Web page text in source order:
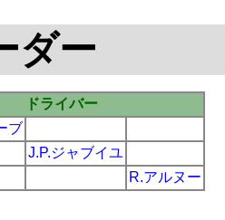
ダー
ドライバー
ブ
J.P.ジャブイユ
R.アルヌー